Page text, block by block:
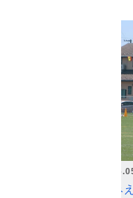
なみ